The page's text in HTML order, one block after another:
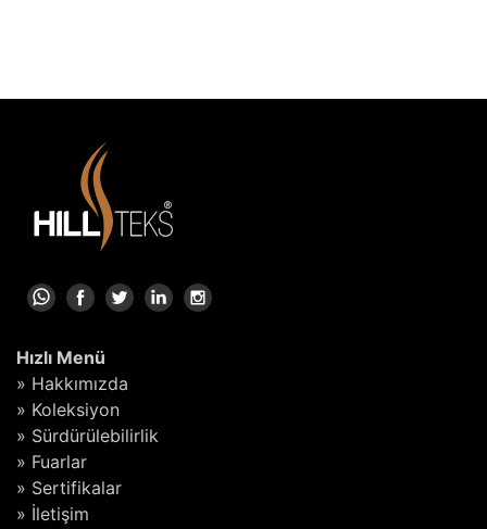
Hızlı Menü
» Hakkımızda
» Koleksiyon
» Sürdürülebilirlik
» Fuarlar
» Sertifikalar
» İletişim